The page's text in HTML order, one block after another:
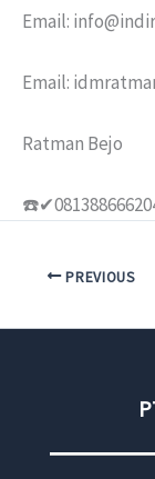
Email:
Email:
Ratman Bejo
PREVIOUS